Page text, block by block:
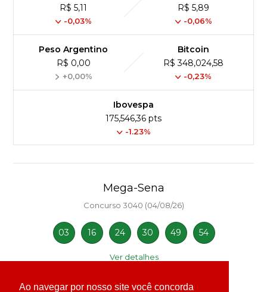
Ao navegar por nosso site você concorda
R$ 5,11
-0,03%
R$ 5,89
-0,06%
Peso Argentino
R$ 0,00
+0,00%
Bitcoin
R$ 348,024,58
-0,23%
Ibovespa
175,546,36 pts
-1.23%
Mega-Sena
Concurso 3040 (04/08/26)
03 16 24 30 49 54
Ver detalhes